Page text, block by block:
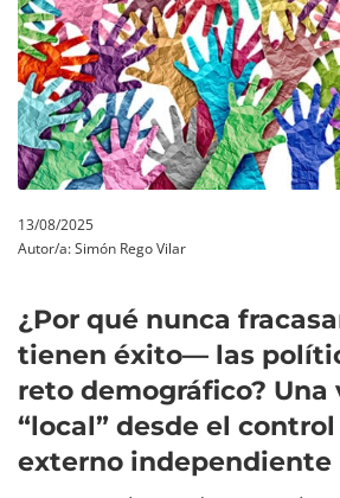
13/08/2025
Autor/a:Simón Rego Vilar
¿Por qué nunca
tienen éxito— las
reto demográfico? Una
“local” desde el control
externo independiente